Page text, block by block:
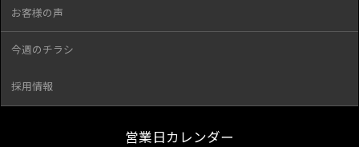
お客様の声
今週のチラシ
採用情報
営業日カレンダー